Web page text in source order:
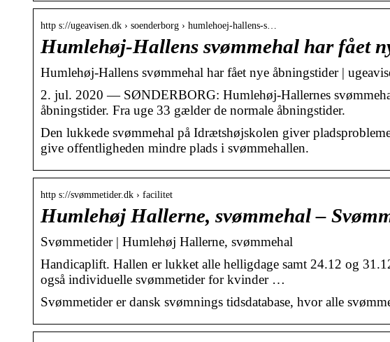
http s://ugeavisen.dk › soenderborg › humlehoej-hallens-s…
Humlehøj-Hallens svømmehal har fået
Humlehøj-Hallens svømmehal har fået nye åbningstider |
2. jul. 2020 — SØNDERBORG: Humlehøj-Hallernes
åbningstider. Fra uge 33 gælder de normale åbningstider.
Den lukkede svømmehal på Idrætshøjskolen giver
give offentligheden mindre plads i svømmehallen.
http s://svømmetider.dk › facilitet
Humlehøj Hallerne, svømmehal –
Svømmetider | Humlehøj Hallerne, svømmehal
Handicaplift. Hallen er lukket alle helligdage samt 24.12 og
også individuelle svømmetider for kvinder …
Svømmetider er dansk svømnings tidsdatabase, hvor alle